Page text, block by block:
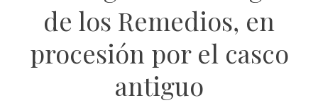
de los Remedios, en
procesión por el casco
antiguo